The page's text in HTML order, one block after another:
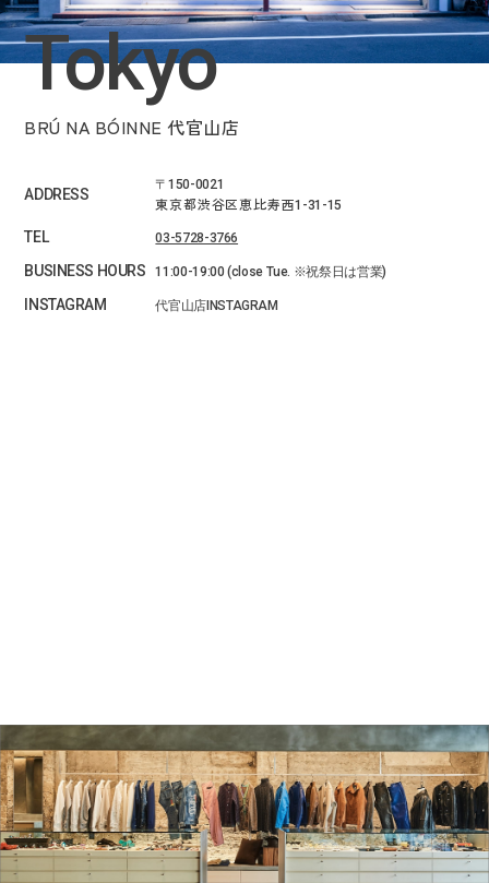
Tokyo
BRÚ NA BÓINNE 代官山店
ADDRESS
〒150-0021
東京都渋谷区恵比寿西1-31-15
TEL 03-5728-3766
BUSINESS HOURS 11:00-19:00 (close Tue. ※祝祭日は営業)
INSTAGRAM 代官山店INSTAGRAM